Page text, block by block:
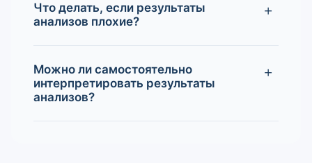
Что делать, если результаты
анализов плохие?
Можно ли самостоятельно
интерпретировать результаты
анализов?